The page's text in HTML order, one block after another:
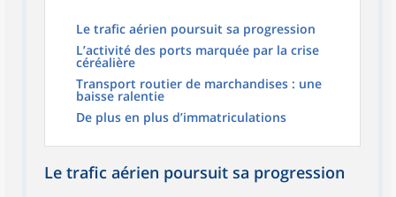
Le trafic aérien poursuit sa progression
L’activité des ports marquée par la crise
céréalière
Transport routier de marchandises : une
baisse ralentie
De plus en plus d’immatriculations
Le trafic aérien poursuit sa progression